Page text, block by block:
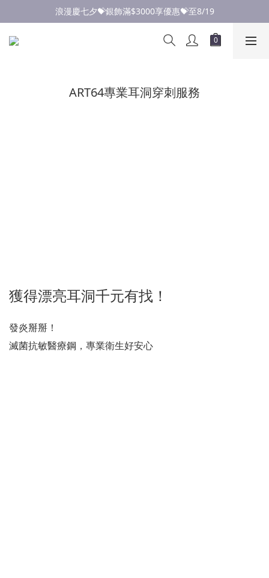
點此加入LINE✅好友領取首購優惠券
浪漫慶七夕💝銀飾滿$3000享優惠💝至8/19
點此加入LINE✅好友領取首購優惠券
ART64專業耳洞穿刺服務
獲得漂亮耳洞千元有找！
發炎掰掰！
滅菌抗敏醫療鋼，專業衛生好安心